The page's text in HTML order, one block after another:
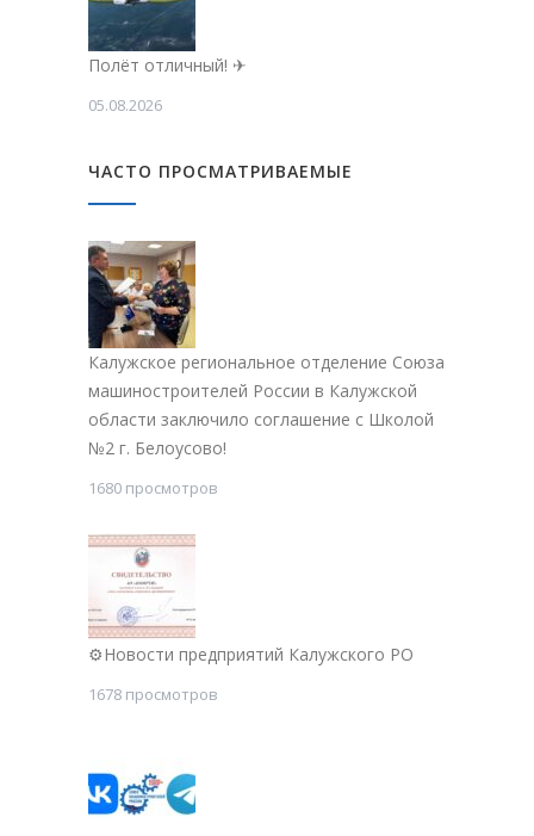
Полёт отличный! ✈
05.08.2026
ЧАСТО ПРОСМАТРИВАЕМЫЕ
Калужское региональное отделение Союза
машиностроителей России в Калужской
области заключило соглашение с Школой
№2 г. Белоусово!
1680 просмотров
⚙Новости предприятий Калужского РО
1678 просмотров